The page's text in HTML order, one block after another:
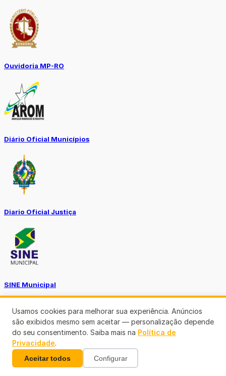
Ouvidoria MP-RO
Diário Oficial Municípios
Diario Oficial Justiça
SINE Municipal
Transparência Porto Velho
Usamos cookies para melhorar sua experiência. Anúncios
são exibidos mesmo sem aceitar — personalização depende
do seu consentimento. Saiba mais na Política de
Privacidade.
Aceitar todos Configurar